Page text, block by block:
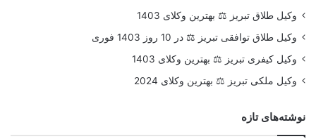
وکیل طلاق تبریز ⚖️ بهترین وکلای 1403
وکیل طلاق توافقی تبریز ⚖️ در 10 روز 1403 فوری
وکیل کیفری تبریز ⚖️ بهترین وکلای 1403
وکیل ملکی تبریز ⚖️ بهترین وکلای 2024
نوشته‌های تازه